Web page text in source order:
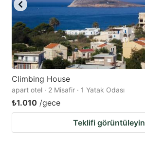
Climbing House
apart otel · 2 Misafir · 1 Yatak Odası
₺1.010 /gece
Teklifi görüntüleyin